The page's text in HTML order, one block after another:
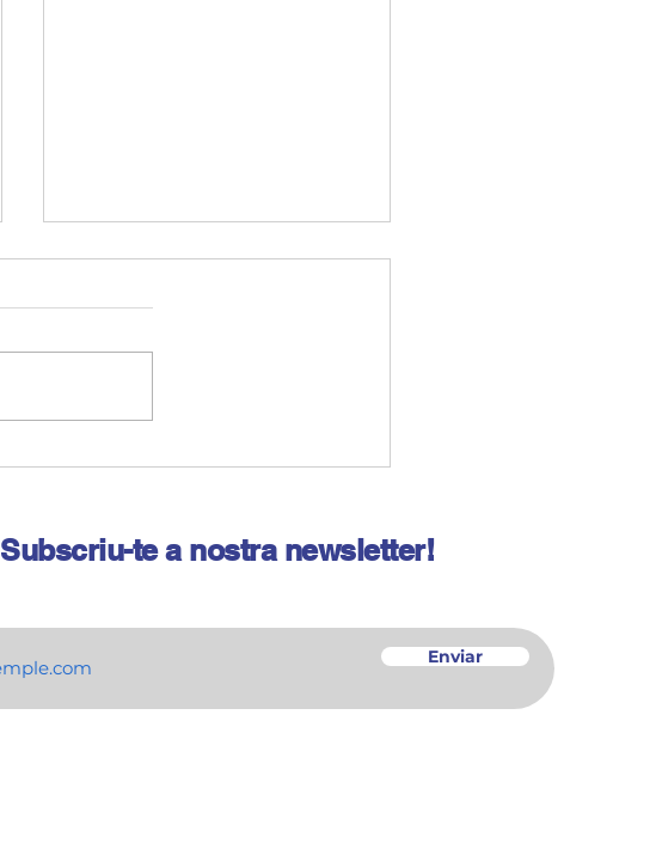
Homes a la defensiva
Subscriu-te a nostra newsletter!
Enviar